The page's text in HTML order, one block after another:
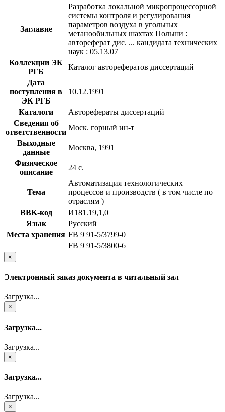
Заглавие
Разработка локальной микропроцессорной
системы контроля и регулирования
параметров воздуха в угольных
метанообильных шахтах Польши :
автореферат дис. ... кандидата технических
наук : 05.13.07
Коллекции ЭК
РГБ
Каталог авторефератов диссертаций
Дата
поступления в
ЭК РГБ
10.12.1991
Каталоги
Авторефераты диссертаций
Сведения об
ответственности
Моск. горный ин-т
Выходные
данные
Москва, 1991
Физическое
описание
24 с.
Тема
Автоматизация технологических
процессов и производств ( в том числе по
отраслям )
BBK-код
И181.19,1,0
Язык
Русский
Места хранения FB 9 91-5/3799-0
FB 9 91-5/3800-6
×
Электронный заказ документа в читальный зал
Загрузка...
×
Загрузка...
Загрузка...
×
Загрузка...
Загрузка...
×